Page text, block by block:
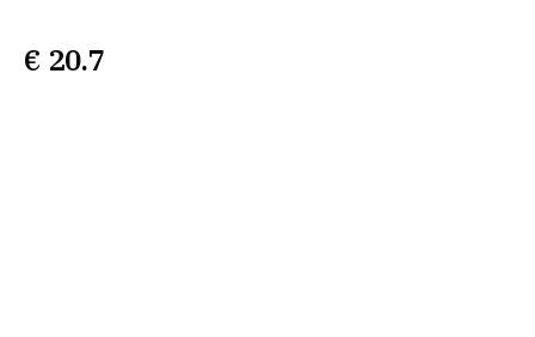
€ 20.7